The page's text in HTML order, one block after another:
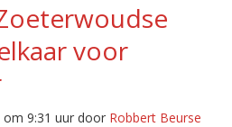
voor
9:31 uur door Robbert Beurse